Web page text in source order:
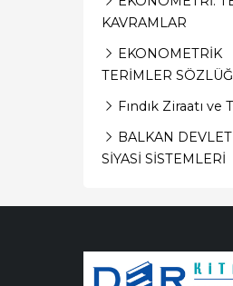
KAVRAMLAR
EKONOMETRİK
TERİMLER
Fındık Ziraatı ve
BALKAN
SİYASİ SİSTEMLERİ